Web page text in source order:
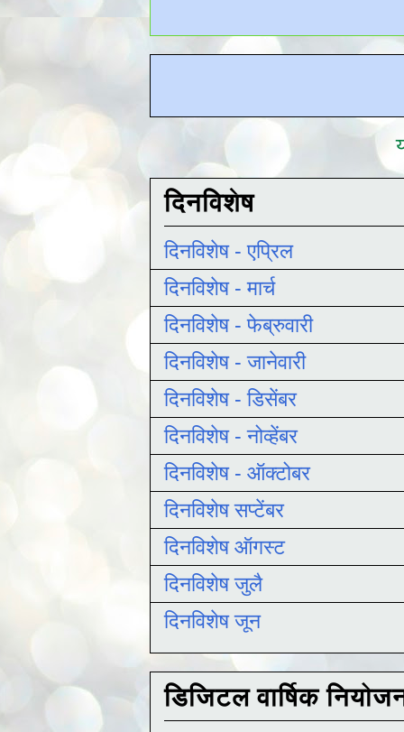
दिनविशेष
दिनविशेष - एप्रिल
दिनविशेष - मार्च
दिनविशेष - फेब्रुवारी
दिनविशेष - जानेवारी
दिनविशेष - डिसेंबर
दिनविशेष - नोव्हेंबर
दिनविशेष - ऑक्टोबर
दिनविशेष सप्टेंबर
दिनविशेष ऑगस्ट
दिनविशेष जुलै
दिनविशेष जून
डिजिटल वार्षिक